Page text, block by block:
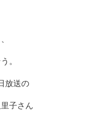
。
放送の
子さん